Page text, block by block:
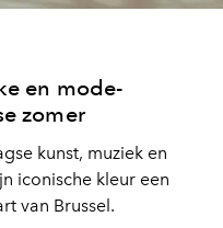
en mode-
zomer
kunst, muziek en
iconische kleur een
van Brussel.